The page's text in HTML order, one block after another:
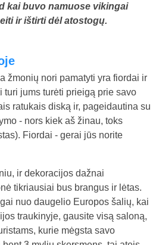
kai buvo namuose vikingai
ir ištirti dėl atostogų.
žmonių nori pamatyti yra fiordai ir
turi jums turėti prieigą prie savo
ratukais diską ir, pageidautina su
- nors kiek aš žinau, toks
Fiordai - gerai jūs norite
ir dekoracijos dažnai
tikriausiai bus brangus ir lėtas.
nuo daugelio Europos šalių, kai
traukinyje, gausite visą saloną,
kurie mėgsta savo